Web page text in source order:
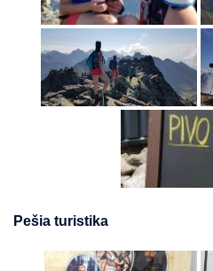
Pešia turistika